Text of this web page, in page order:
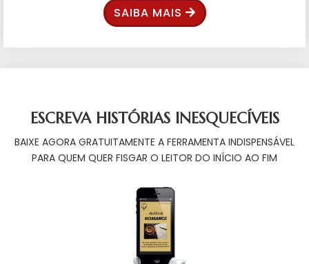
SAIBA MAIS
ESCREVA HISTÓRIAS INESQUECÍVEIS
BAIXE AGORA GRATUITAMENTE A FERRAMENTA INDISPENSÁVEL
PARA QUEM QUER FISGAR O LEITOR DO INÍCIO AO FIM